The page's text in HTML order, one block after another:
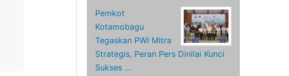
Pemkot
Kotamobagu
Tegaskan PWI Mitra
Strategis, Peran Pers Dinilai Kunci
Sukses …